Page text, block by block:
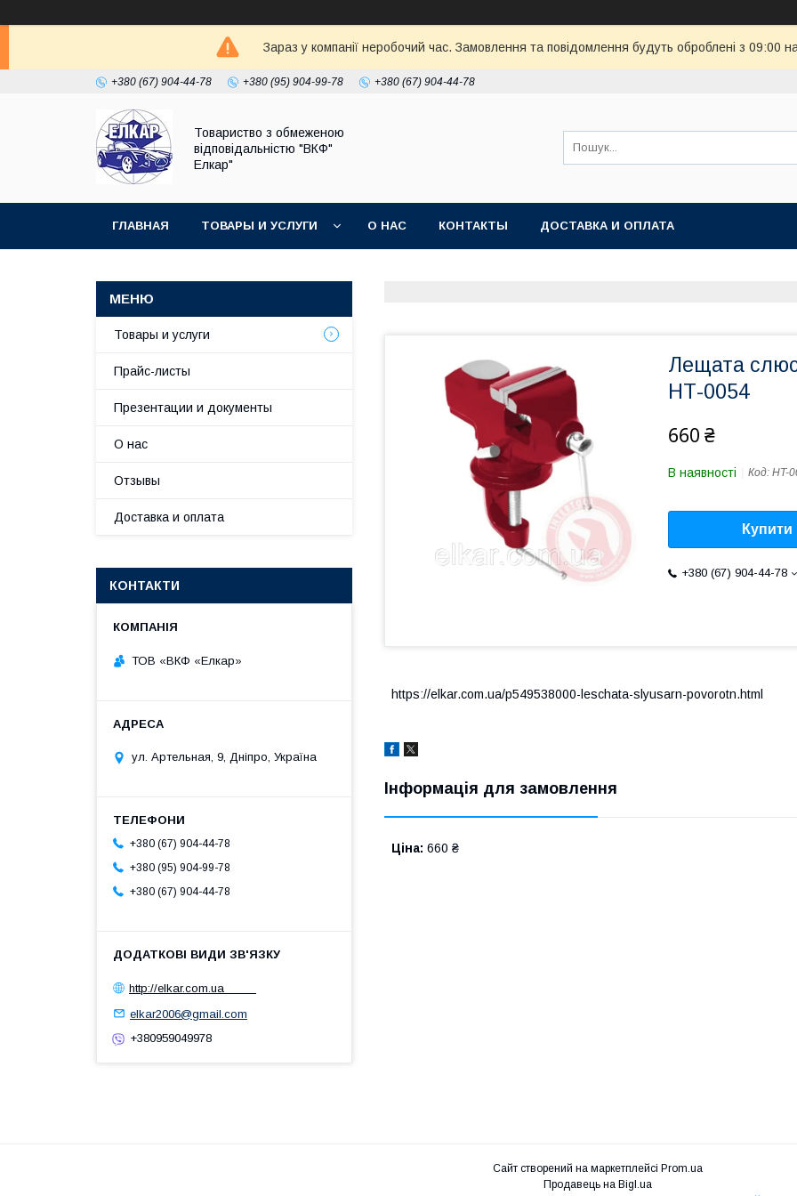
Зараз у компанії неробочий час. Замовлення та повідомлення будуть оброблені з 09:00
+380 (67) 904-44-78 +380 (95) 904-99-78 +380 (67) 904-44-78
Товариство з обмеженою
відповідальністю "ВКФ"
Елкар"
ГЛАВНАЯ ТОВАРЫ И УСЛУГИ О НАС КОНТАКТЫ ДОСТАВКА И ОПЛАТА
Лещата
НТ-0054
660 ₴
В наявності Код: HT-
Купити
+380 (67) 904-44-78
https://elkar.com.ua/p549538000-leschata-slyusarn-povorotn.html
Інформація для замовлення
Ціна: 660 ₴
Товары и услуги
Прайс-листы
Презентации и документы
О нас
Отзывы
Доставка и оплата
КОНТАКТИ
ТОВ «ВКФ «Елкар»
ул. Артельная, 9, Дніпро, Україна
+380 (67) 904-44-78
+380 (95) 904-99-78
+380 (67) 904-44-78
http://elkar.com.ua
elkar2006@gmail.com
+380959049978
Сайт створений на маркетплейсі Prom.ua
Продавець на Bigl.ua